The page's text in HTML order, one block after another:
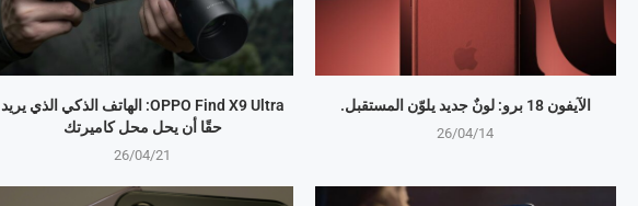
OPPO Find X9 Ultra: الهاتف الذكي الذي يريد
حقًا أن يحل محل كاميرتك
26/04/21
الآيفون 18 برو: لونٌ جديد يلوّن المستقبل.
26/04/14